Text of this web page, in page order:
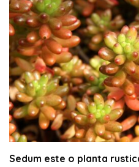
Sedum este o planta